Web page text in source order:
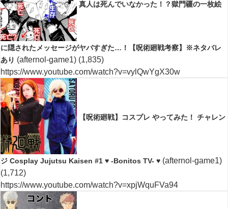
真人は死んでいなかった！？獄門疆の一枚絵
に隠されたメッセージがヤバすぎた…！【呪術廻戦考察】※ネタバレ
あり (afternol-game1) (1,835)
https://www.youtube.com/watch?v=vylQwYgX30w
【呪術廻戦】コスプレ やってみた！ チャレン
ジ Cosplay Jujutsu Kaisen #1 ♥ -Bonitos TV- ♥ (afternol-game1)
(1,712)
https://www.youtube.com/watch?v=xpjWquFVa94